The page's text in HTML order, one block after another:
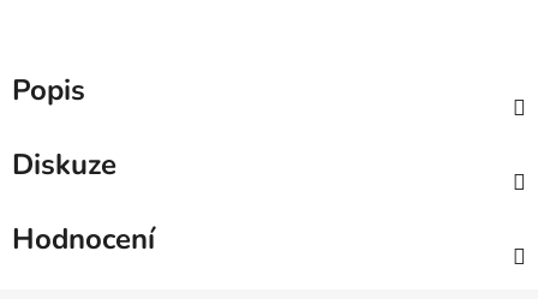
Popis
Diskuze
Hodnocení